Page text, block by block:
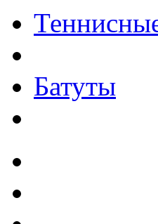
Батуты